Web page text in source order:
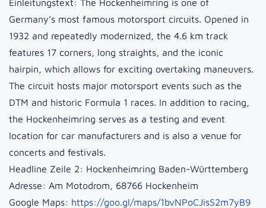
Einleitungstext: The Hockenheimring is one of
Germany’s most famous motorsport circuits. Opened in
1932 and repeatedly modernized, the 4.6 km track
features 17 corners, long straights, and the iconic
hairpin, which allows for exciting overtaking maneuvers.
The circuit hosts major motorsport events such as the
DTM and historic Formula 1 races. In addition to racing,
the Hockenheimring serves as a testing and event
location for car manufacturers and is also a venue for
concerts and festivals.
Headline Zeile 2: Hockenheimring Baden-Württemberg
Adresse: Am Motodrom, 68766 Hockenheim
Google Maps: https://goo.gl/maps/1bvNPoCJisS2m7yB9